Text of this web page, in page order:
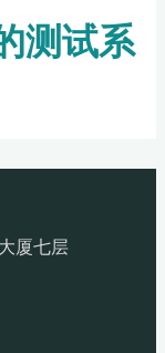
测试系
厦七层